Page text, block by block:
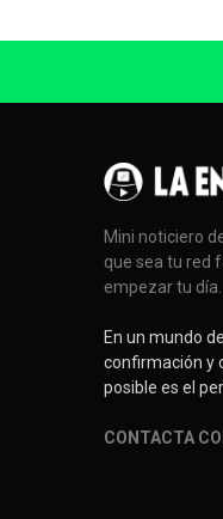
Mini noticiero
que sea tu red
empezar tu día.
En un mundo
confirmación y
posible es el
CONTACTA